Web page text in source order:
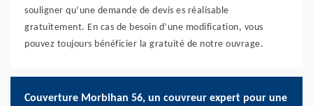
souligner qu’une demande de devis es réalisable
gratuitement. En cas de besoin d’une modification, vous
pouvez toujours bénéficier la gratuité de notre ouvrage.
Couverture Morbihan 56, un couvreur expert pour une